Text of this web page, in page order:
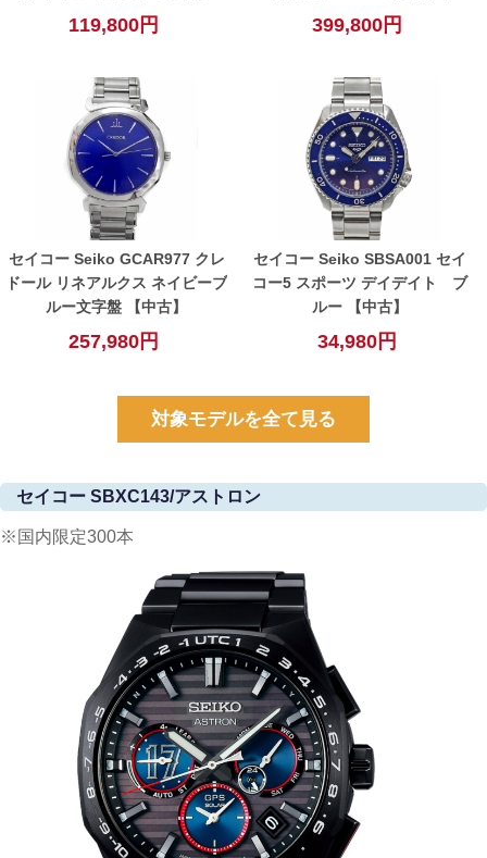
119,800円
ック グレー【中古】
399,800円
セイコー Seiko GCAR977 クレ
ドール リネアルクス ネイビーブ
ルー文字盤 【中古】
257,980円
セイコー Seiko SBSA001 セイ
コー5 スポーツ デイデイト ブ
ルー 【中古】
34,980円
対象モデルを全て見る
セイコー SBXC143/アストロン
※国内限定300本